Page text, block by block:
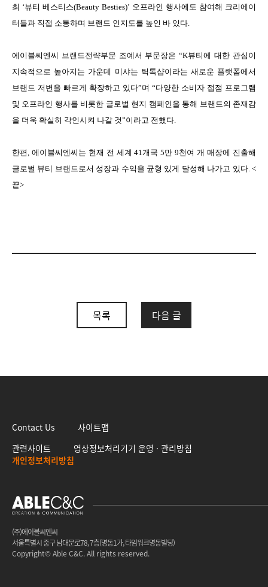
최 ‘뷰티 베스티스(Beauty Besties)’ 오프라인 행사에도 참여해 크리에이
터들과 직접 소통하며 브랜드 인지도를 높인 바 있다.
에이블씨엔씨 브랜드전략부문 조예서 부문장은 “K뷰티에 대한 관심이
지속적으로 높아지는 가운데 미샤는 틱톡샵이라는 새로운 플랫폼에서
브랜드 저변을 빠르게 확장하고 있다”며 “다양한 소비자 접점 프로그램
및 오프라인 행사를 비롯한 글로벌 현지 캠페인을 통해 브랜드의 존재감
을 더욱 확실히 각인시켜 나갈 것”이라고 전했다.
한편, 에이블씨엔씨는 현재 전 세계 41개국 5만 9천여 개 매장에 진출해
글로벌 뷰티 브랜드로서 성장과 수익을 균형 있게 달성해 나가고 있다. <
끝>
목록 다음 글
Contact Us
사이트맵
관련사이트
영상정보처리기기 운영 · 관리방침
개인정보처리방침
(주)에이블씨엔씨
서울특별시 중구 남대문로78, 7층(명동1가, 타임워크명동빌딩)
Copyright© Able C&C. All rights reserved.